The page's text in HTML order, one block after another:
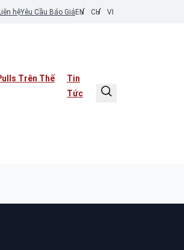
hệYêu Cầu Báo GiáEN CH VI
Trên Thế
Tin
Tức